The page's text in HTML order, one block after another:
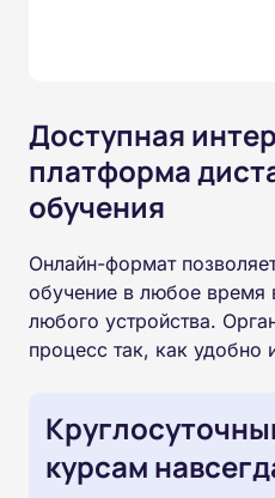
Доступная
платформа
обучения
Онлайн-формат
обучение в любое
любого устройства.
процесс так, как удобно
курсам